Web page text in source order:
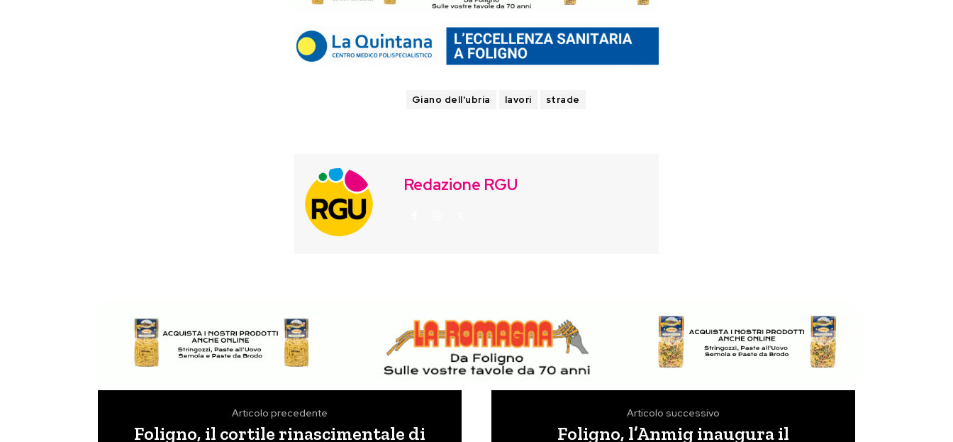
Giano dell'ubria lavori strade
Redazione RGU
Articolo precedente
Foligno, il cortile rinascimentale di
Articolo successivo
Foligno, l’Anmig inaugura il